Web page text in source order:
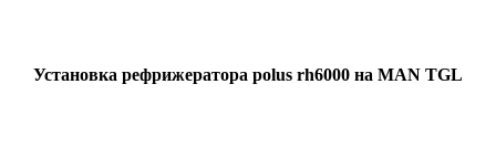
Установка рефрижератора polus rh6000 на MAN TGL